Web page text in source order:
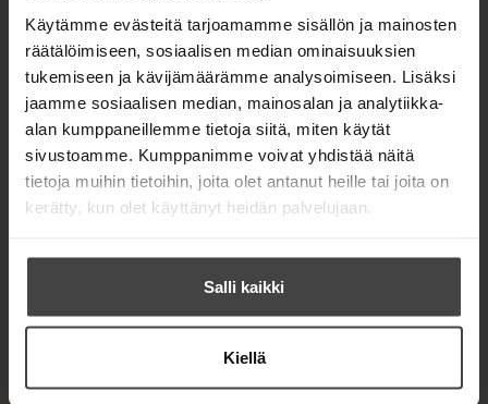
Käytämme evästeitä tarjoamamme sisällön ja mainosten
räätälöimiseen, sosiaalisen median ominaisuuksien
tukemiseen ja kävijämäärämme analysoimiseen. Lisäksi
jaamme sosiaalisen median, mainosalan ja analytiikka-
alan kumppaneillemme tietoja siitä, miten käytät
sivustoamme. Kumppanimme voivat yhdistää näitä
tietoja muihin tietoihin, joita olet antanut heille tai joita on
kerätty, kun olet käyttänyt heidän palvelujaan.
Salli kaikki
Kiellä
Kuva: Laura Malmivaara